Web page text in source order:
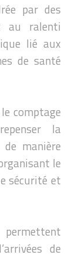
par des
au ralenti
lié aux
de santé
comptage
la
manière
le
sécurité et
permettent
de